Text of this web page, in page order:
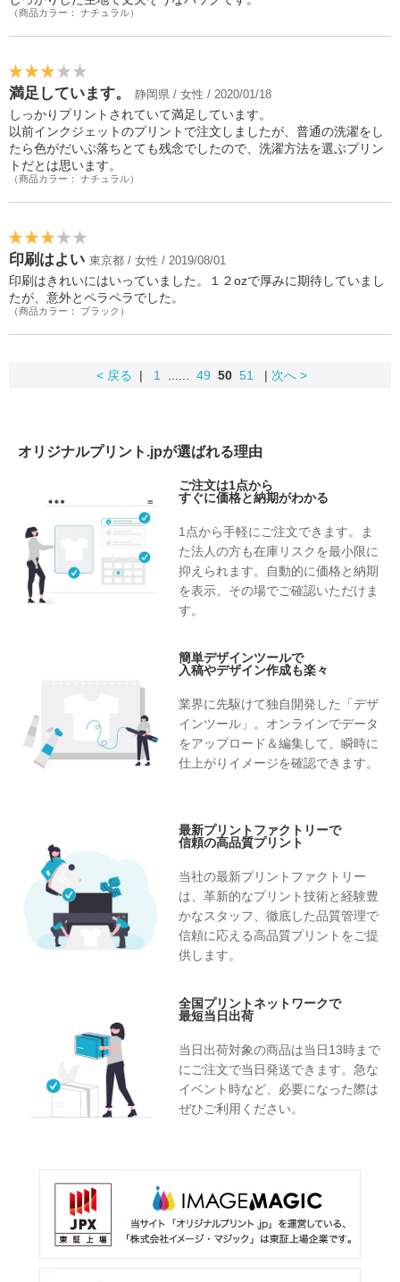
（商品カラー： ナチュラル）
満足しています。 静岡県 / 女性 / 2020/01/18
しっかりプリントされていて満足しています。
以前インクジェットのプリントで注文しましたが、普通の洗濯をし
たら色がだいぶ落ちとても残念でしたので、洗濯方法を選ぶプリン
トだとは思います。
（商品カラー： ナチュラル）
印刷はよい 東京都 / 女性 / 2019/08/01
印刷はきれいにはいっていました。１２ozで厚みに期待していまし
たが、意外とペラペラでした。
（商品カラー： ブラック）
< 戻る | 1 49 50 51 | 次へ >
オリジナルプリント.jpが選ばれる理由
ご注文は1点から
すぐに価格と納期がわかる
1点から手軽にご注文できます。ま
た法人の方も在庫リスクを最小限に
抑えられます。自動的に価格と納期
を表示。その場でご確認いただけま
す。
簡単デザインツールで
入稿やデザイン作成も楽々
業界に先駆けて独自開発した「デザ
インツール」。オンラインでデータ
をアップロード＆編集して、瞬時に
仕上がりイメージを確認できます。
最新プリントファクトリーで
信頼の高品質プリント
当社の最新プリントファクトリー
は、革新的なプリント技術と経験豊
かなスタッフ、徹底した品質管理で
信頼に応える高品質プリントをご提
供します。
全国プリントネットワークで
最短当日出荷
当日出荷対象の商品は当日13時まで
にご注文で当日発送できます。急な
イベント時など、必要になった際は
ぜひご利用ください。